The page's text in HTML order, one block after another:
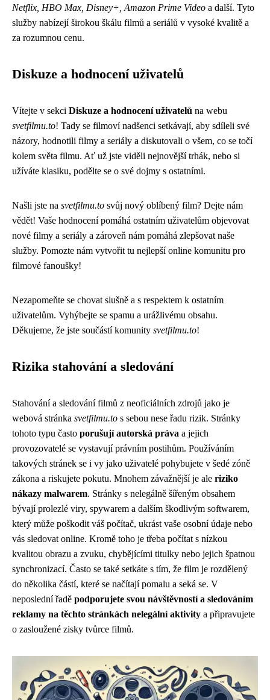
Netflix, HBO Max, Disney+, Amazon Prime Video a další. Tyto
služby nabízejí širokou škálu filmů a seriálů v vysoké kvalitě a
za rozumnou cenu.
Diskuze a hodnocení uživatelů
Vítejte v sekci Diskuze a hodnocení uživatelů na webu
svetfilmu.to! Tady se filmoví nadšenci setkávají, aby sdíleli své
názory, hodnotili filmy a seriály a diskutovali o všem, co se točí
kolem světa filmu. Ať už jste viděli nejnovější trhák, nebo si
užíváte klasiku, podělte se o své dojmy s ostatními.
Našli jste na svetfilmu.to svůj nový oblíbený film? Dejte nám
vědět! Vaše hodnocení pomáhá ostatním uživatelům objevovat
nové filmy a seriály a zároveň nám pomáhá zlepšovat naše
služby. Pomozte nám vytvořit tu nejlepší online komunitu pro
filmové fanoušky!
Nezapomeňte se chovat slušně a s respektem k ostatním
uživatelům. Vyhýbejte se spamu a urážlivému obsahu.
Děkujeme, že jste součástí komunity svetfilmu.to!
Rizika stahování a sledování
Stahování a sledování filmů z neoficiálních zdrojů jako je
webová stránka svetfilmu.to s sebou nese řadu rizik. Stránky
tohoto typu často porušují autorská práva a jejich
provozovatelé se vystavují právním postihům. Používáním
takových stránek se i vy jako uživatelé pohybujete v šedé zóně
zákona a riskujete pokutu. Mnohem závažnější je ale riziko
nákazy malwarem. Stránky s nelegálně šířeným obsahem
bývají prolezlé viry, spywarem a dalším škodlivým softwarem,
který může poškodit váš počítač, ukrást vaše osobní údaje nebo
vás sledovat online. Kromě toho je třeba počítat s nízkou
kvalitou obrazu a zvuku, chybějícími titulky nebo jejich špatnou
synchronizací. Často se také setkáte s tím, že film je rozdělený
do několika částí, které se načítají pomalu a seká se. V
neposlední řadě podporujete svou návštěvností a sledováním
reklamy na těchto stránkách nelegální aktivity a připravujete
o zasloužené zisky tvůrce filmů.